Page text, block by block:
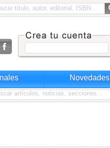
Novedades